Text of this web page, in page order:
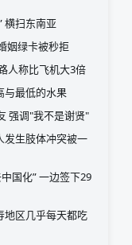
横扫东南亚
姻绿卡被秒拒
人称比飞机大3倍
与最低的水果
强调"我不是谢贤"
发生肢体冲突被一
国化” 一边签下29
地区几乎每天都吃